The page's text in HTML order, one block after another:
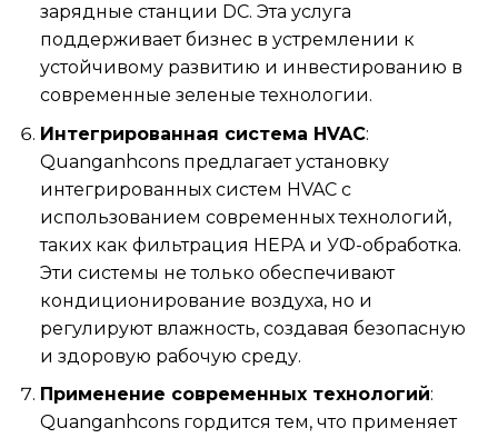
зарядные станции DC. Эта услуга
поддерживает бизнес в устремлении к
устойчивому развитию и инвестированию в
современные зеленые технологии.
Интегрированная система HVAC:
Quanganhcons предлагает установку
интегрированных систем HVAC с
использованием современных технологий,
таких как фильтрация HEPA и УФ-обработка.
Эти системы не только обеспечивают
кондиционирование воздуха, но и
регулируют влажность, создавая безопасную
и здоровую рабочую среду.
Применение современных технологий:
Quanganhcons гордится тем, что применяет